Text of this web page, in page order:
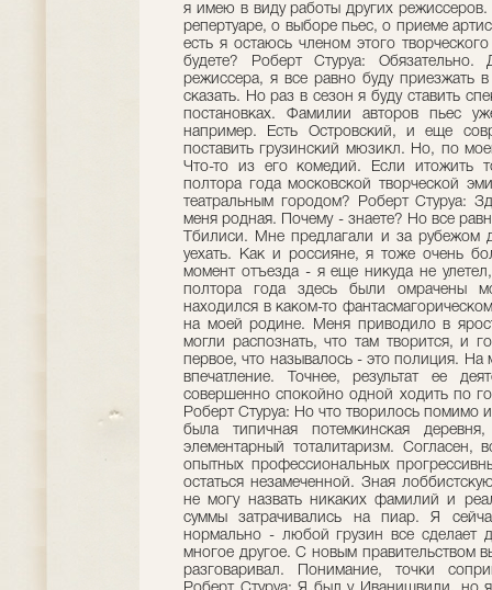
я имею в виду работы других
репертуаре, о выборе пьес, о приеме
есть я остаюсь членом этого
будете? Роберт Стуруа:
режиссера, я все равно буду приезжать
сказать. Но раз в сезон я буду ставить
постановках. Фамилии авторов пьес
например. Есть Островский, и еще
поставить грузинский мюзикл. Но, по
Что-то из его комедий. Если итожить
полтора года московской творческой
театральным городом? Роберт Стуруа:
меня родная. Почему - знаете? Но все
Тбилиси. Мне предлагали и за рубежом
уехать. Как и россияне, я тоже очень
момент отъезда - я еще никуда не
полтора года здесь были омрачены
находился в каком-то
на моей родине. Меня приводило в
могли распознать, что там творится, и
первое, что называлось - это полиция.
впечатление. Точнее, результат ее
совершенно спокойно одной ходить по
Роберт Стуруа: Но что творилось помимо
была типичная потемкинская
элементарный тоталитаризм.
опытных профессиональных
остаться незамеченной. Зная
не могу назвать никаких фамилий и
суммы затрачивались на пиар. Я
нормально - любой грузин все сделает
многое другое. С новым правительством
разговаривал. Понимание, точки